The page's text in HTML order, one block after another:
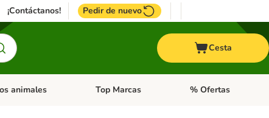
¡Contáctanos! Pedir de nuevo
Cesta
y +
de categoria abierto: Pájaros
animales Menú de categoria abierto: Otros animales
Top Marcas Menú de categoria
% Ofertas